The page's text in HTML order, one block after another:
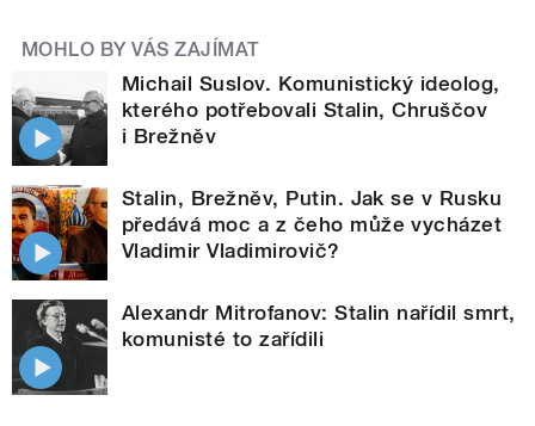
MOHLO BY VÁS ZAJÍMAT
Michail Suslov. Komunistický ideolog,
kterého potřebovali Stalin, Chruščov
i Brežněv
Stalin, Brežněv, Putin. Jak se v Rusku
předává moc a z čeho může vycházet
Vladimir Vladimirovič?
Alexandr Mitrofanov: Stalin nařídil smrt,
komunisté to zařídili